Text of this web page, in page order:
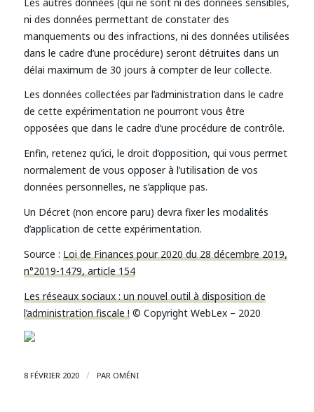
ni des données permettant de constater des
manquements ou des infractions, ni des données utilisées
dans le cadre d’une procédure) seront détruites dans un
délai maximum de 30 jours à compter de leur collecte.
Les données collectées par l’administration dans le cadre
de cette expérimentation ne pourront vous être
opposées que dans le cadre d’une procédure de contrôle.
Enfin, retenez qu’ici, le droit d’opposition, qui vous permet
normalement de vous opposer à l’utilisation de vos
données personnelles, ne s’applique pas.
Un Décret (non encore paru) devra fixer les modalités
d’application de cette expérimentation.
Source : Loi de Finances pour 2020 du 28 décembre 2019,
n°2019-1479, article 154
Les réseaux sociaux : un nouvel outil à disposition de
l’administration fiscale !© Copyright WebLex – 2020
8 FÉVRIER 2020 / PAR OMÉNI